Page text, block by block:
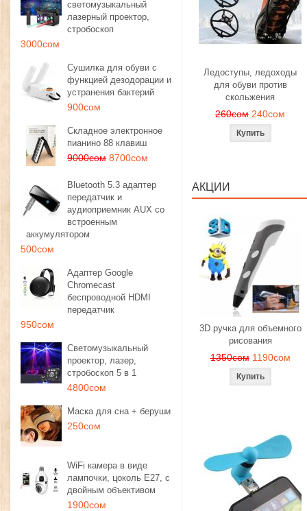
светомузыкальный
лазерный проектор,
стробоскоп
3000сом
Сушилка для обуви с
функцией дезодорации и
устранения бактерий
900сом
Складное электронное
пианино 88 клавиш
9000сом 8700сом
Bluetooth 5.3 адаптер
передатчик и
аудиоприемник AUX со
встроенным
аккумулятором
500сом
Адаптер Google
Chromecast
беспроводной HDMI
передатчик
950сом
Светомузыкальный
проектор, лазер,
стробоскоп 5 в 1
4800сом
Маска для сна + беруши
250сом
WiFi камера в виде
лампочки, цоколь E27, с
двойным объективом
1900сом
Ледоступы, ледоходы
для обуви против
скольжения
260сом 240сом
АКЦИИ
3D ручка для объемного
рисования
1350сом 1190сом